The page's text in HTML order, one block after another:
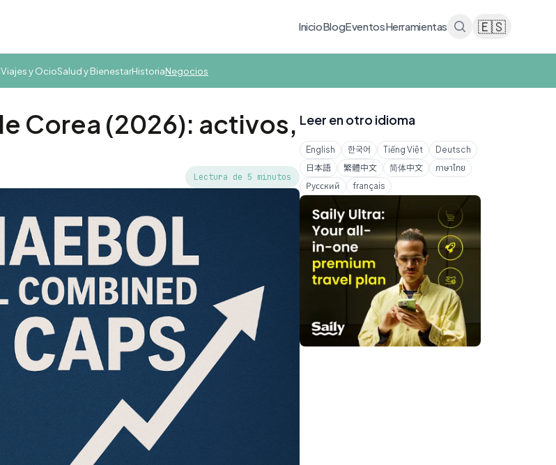
InicioBlogEventosHerramientas 🇪🇸
Viajes y OcioSalud y BienestarHistoriaNegocios
Corea (2026): activos,
Lectura de 5 minutos
Leer en otro idioma
English 한국어 Tiếng Việt
Deutsch
日本語
繁體中文 简体中文
ภาษาไทย
Русский
français